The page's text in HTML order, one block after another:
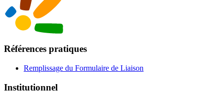
Références pratiques
Remplissage du Formulaire de Liaison
Institutionnel